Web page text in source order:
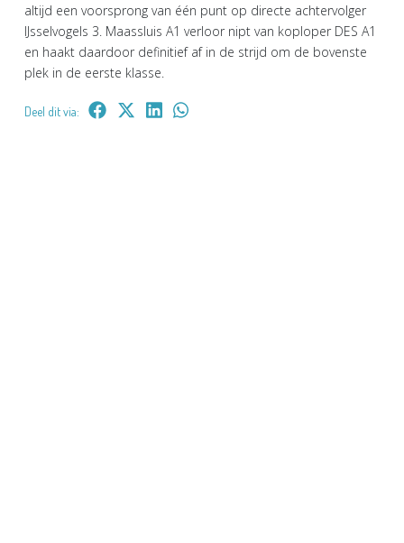
altijd een voorsprong van één punt op directe achtervolger
IJsselvogels 3. Maassluis A1 verloor nipt van koploper DES A1
en haakt daardoor definitief af in de strijd om de bovenste
plek in de eerste klasse.
Deel dit via: